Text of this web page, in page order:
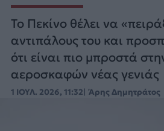
Το Πεκίνο θέλει να
αντιπάλους του και
ότι είναι πιο μπροστά
αεροσκαφών νέας γενιάς
1 ΙΟΥΛ. 2026, 11:32 Άρης Δημητράτος